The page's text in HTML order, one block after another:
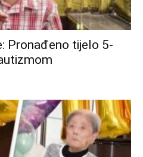
Pronađeno tijelo 5-